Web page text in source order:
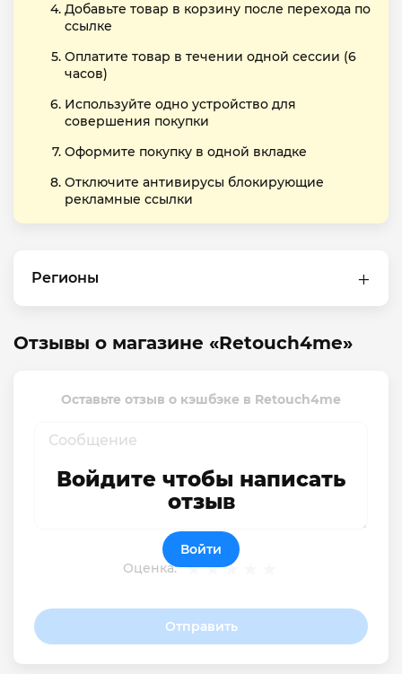
Добавьте товар в корзину после перехода по
ссылке
Оплатите товар в течении одной сессии (6
часов)
Используйте одно устройство для
совершения покупки
Оформите покупку в одной вкладке
Отключите антивирусы блокирующие
рекламные ссылки
Регионы
Отзывы о магазине «Retouch4me»
Оставьте отзыв о кэшбэке в Retouch4me
Оценка:
Отправить
Войдите чтобы написать
отзыв
Войти